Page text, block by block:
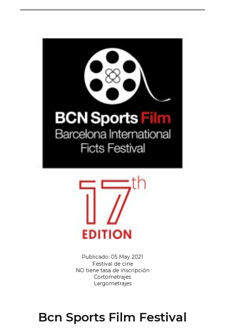
Publicado: 05 May 2021
Festival de cine
NO tiene tasa de inscripción
Cortometrajes
Largometrajes
Bcn Sports Film Festival